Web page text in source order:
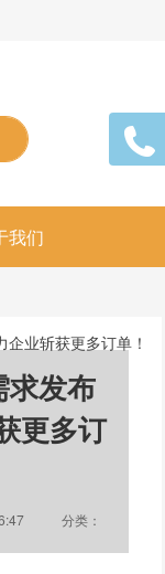
我们
业斩获更多订单！
发布
更多订
分类：